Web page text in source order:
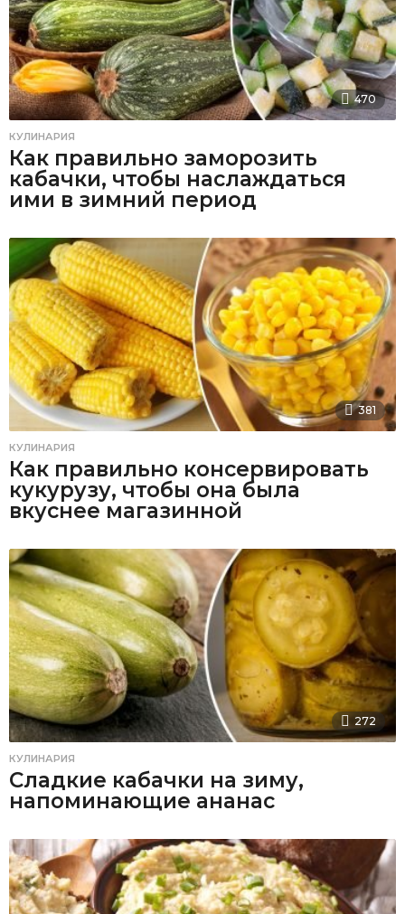
470
КУЛИНАРИЯ
Как правильно заморозить
кабачки, чтобы наслаждаться
ими в зимний период
381
КУЛИНАРИЯ
Как правильно консервировать
кукурузу, чтобы она была
вкуснее магазинной
272
КУЛИНАРИЯ
Сладкие кабачки на зиму,
напоминающие ананас